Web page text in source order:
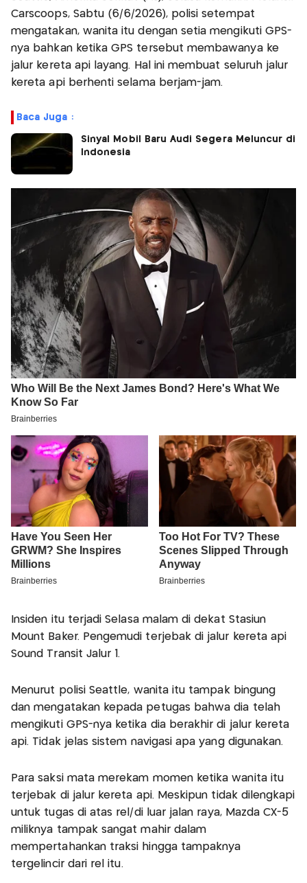
Carscoops, Sabtu (6/6/2026), polisi setempat
mengatakan, wanita itu dengan setia mengikuti GPS-
nya bahkan ketika GPS tersebut membawanya ke
jalur kereta api layang. Hal ini membuat seluruh jalur
kereta api berhenti selama berjam-jam.
Baca Juga :
Sinyal Mobil Baru Audi Segera Meluncur di
Indonesia
Insiden itu terjadi Selasa malam di dekat Stasiun
Mount Baker. Pengemudi terjebak di jalur kereta api
Sound Transit Jalur 1.
Menurut polisi Seattle, wanita itu tampak bingung
dan mengatakan kepada petugas bahwa dia telah
mengikuti GPS-nya ketika dia berakhir di jalur kereta
api. Tidak jelas sistem navigasi apa yang digunakan.
Para saksi mata merekam momen ketika wanita itu
terjebak di jalur kereta api. Meskipun tidak dilengkapi
untuk tugas di atas rel/di luar jalan raya, Mazda CX-5
miliknya tampak sangat mahir dalam
mempertahankan traksi hingga tampaknya
tergelincir dari rel itu.